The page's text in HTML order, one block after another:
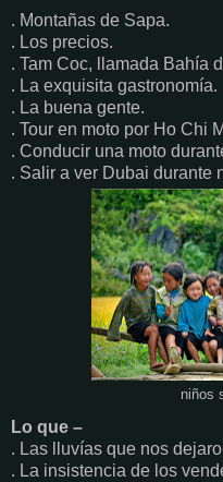
. Montañas de Sapa.
. Los precios.
. Tam Coc, llamada Bahía
. La exquisita gastronomía.
. La buena gente.
. Tour en moto por Ho Chi
. Conducir una moto
. Salir a ver Dubai durante
niños
Lo que –
. Las lluvías que nos
. La insistencia de los